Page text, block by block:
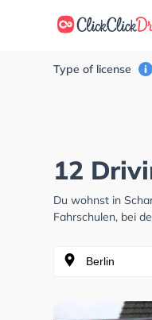
Type of license
12
Du wohnst in
Fahrschulen, bei